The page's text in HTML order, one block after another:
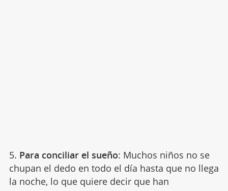
5. Para conciliar el sueño: Muchos niños no se
chupan el dedo en todo el día hasta que no llega
la noche, lo que quiere decir que han